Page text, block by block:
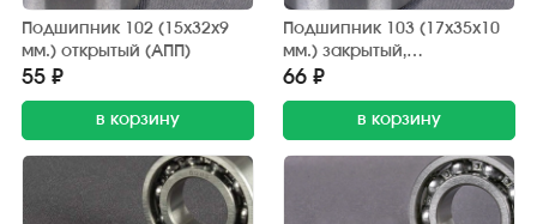
Подшипник 102 (15х32х9
мм.) открытый (АПП)
55 ₽
в корзину
Подшипник 103 (17х35х10
мм.) закрытый,
обрезиненный (АПП)
66 ₽
в корзину